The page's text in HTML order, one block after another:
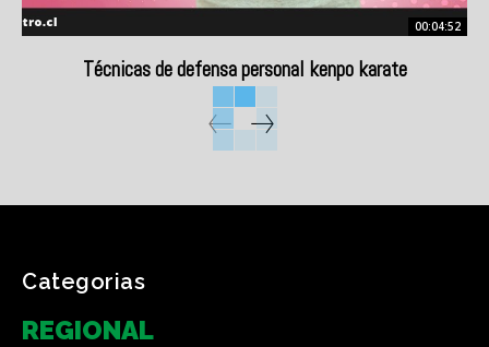
00:04:52
Técnicas de defensa personal kenpo karate
Categorias
REGIONAL